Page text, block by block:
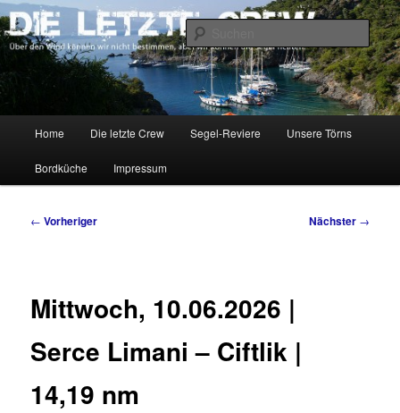
Zum
primären
Inhalt
springen DIE LETZTE CREW
Über den Wind können wir nicht bestimmen, aber wir können die Segel
richten.
Home Die letzte Crew Segel-Reviere Unsere Törns
Bordküche Impressum
Beitragsnavigation
← Vorheriger Nächster →
Mittwoch, 10.06.2026 |
Serce Limani – Ciftlik |
14,19 nm